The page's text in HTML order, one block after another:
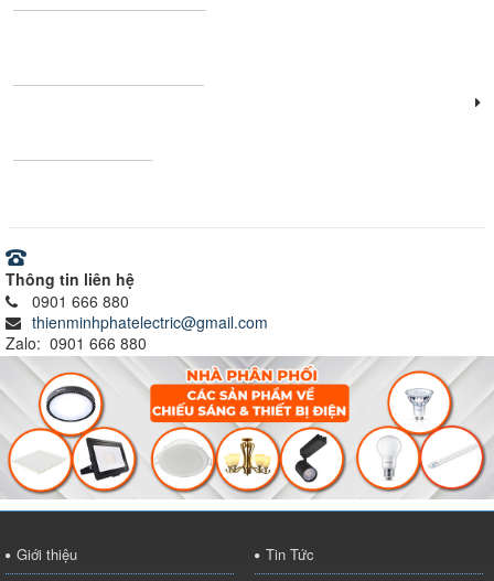
Thông tin liên hệ
0901 666 880
thienminhphatelectric@gmail.com
Zalo: 0901 666 880
Giới thiệu
Tin Tức